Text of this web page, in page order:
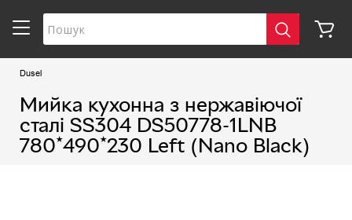
Dusel
Мийка кухонна з нержавіючої
сталі SS304 DS50778-1LNB
780*490*230 Left (Nano Black)